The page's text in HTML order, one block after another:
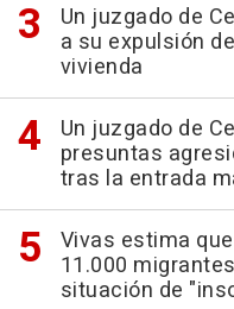
Un juzgado de
a su expulsión
vivienda
Un juzgado de
presuntas
tras la entrada
Vivas estima
11.000
situación de